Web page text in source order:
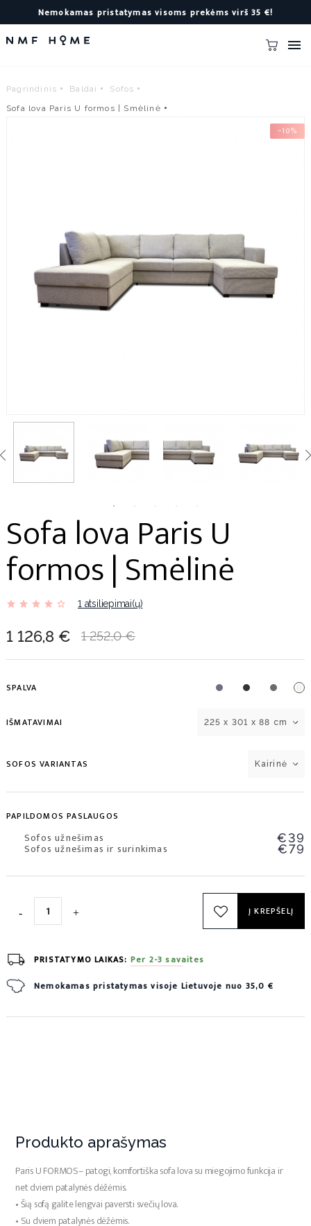
Nemokamas pristatymas visoms prekėms virš 35 €!

Pagrindinis Baldai
Sofos
Sofa lova Paris U formos | Smėlinė
−10%
Sofa lova Paris U
formos | Smėlinė
1 atsiliepimai(ų)
1 126,8 € 1 252,0 €
SPALVA
IŠMATAVIMAI 225 x 301 x 88 cm
SOFOS VARIANTAS Kairinė
PAPILDOMOS PASLAUGOS
Sofos užnešimas €39
Sofos užnešimas ir surinkimas €79
Į KREPŠELĮ
PRISTATYMO LAIKAS: Per 2-3 savaites
Nemokamas pristatymas visoje Lietuvoje nuo 35,0 €
Produkto aprašymas
Paris U FORMOS– patogi, komfortiška sofa lova su miegojimo funkcija ir
net dviem patalynės dėžėmis.
• Šią sofą galite lengvai paversti svečių lova.
• Su dviem patalynės dėžėmis.